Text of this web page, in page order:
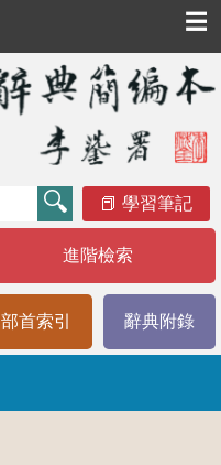
☰
學習筆記
進階檢索
部首索引 辭典附錄